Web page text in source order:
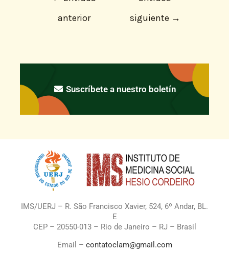
anterior
siguiente →
Suscríbete a nuestro boletín
IMS/UERJ – R. São Francisco Xavier, 524, 6º Andar, BL.
E
CEP – 20550-013 – Rio de Janeiro – RJ – Brasil
Email – contatoclam@gmail.com